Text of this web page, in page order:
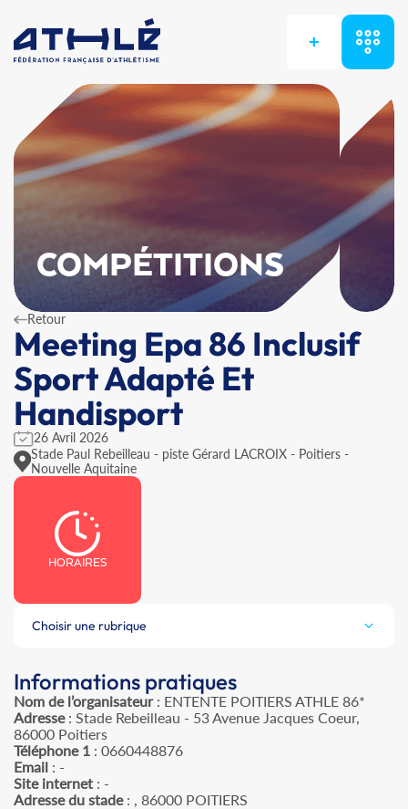
+
COMPÉTITIONS
Retour
Meeting Epa 86 Inclusif
Sport Adapté Et
Handisport
26 Avril 2026
Stade Paul Rebeilleau - piste Gérard LACROIX - Poitiers -
Nouvelle Aquitaine
HORAIRES
Choisir une rubrique
Informations pratiques
Nom de l’organisateur: ENTENTE POITIERS ATHLE 86*
Adresse: Stade Rebeilleau - 53 Avenue Jacques Coeur,
86000 Poitiers
Téléphone 1 : 0660448876
Email : -
Site internet : -
Adresse du stade: , 86000 POITIERS